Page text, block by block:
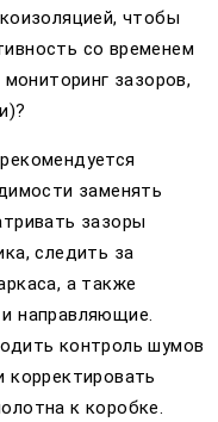
чтобы
со временем
зазоров,
заменять
зазоры
следить за
а также
направляющие.
контроль шумов
корректировать
к коробке.